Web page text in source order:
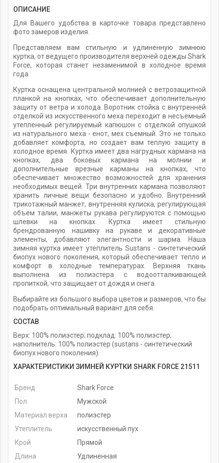
ОПИСАНИЕ
Для Вашего удобства в карточке товара представлено
фото замеров изделия.
Представляем вам стильную и удлиненную зимнюю
куртка, от ведущего производителя верхней одежды Shark
Force, которая станет незаменимой в холодное время
года.
Куртка оснащена центральной молнией с ветрозащитной
планкой на кнопках, что обеспечивает дополнительную
защиту от ветра и холода. Воротник стойка с внутренней
отделкой из искусственного меха переходит в несъемный
утепленный регулируемый капюшон с отделкой опушкой
из натурального меха - енот, мех съемный. Это не только
добавляет комфорта, но создает вам теплую защиту в
холодное время. Куртка имеет два нагрудных кармана на
кнопках, два боковых кармана на молнии и
дополнительные врезные карманы на кнопках, что
обеспечивает множество возможностей для хранения
необходимых вещей. Три внутренних кармана позволяют
хранить личные вещи безопасно и удобно. Внутренний
трикотажный манжет, внутренняя кулиска, регулирующая
объем талии, манжеты рукава регулируются с помощью
шлевки на кнопках. Куртка имеет стильную
брендрованную нашивку на рукаве и декоративные
элементы, добавляют элегантности и шарма. Наша
зимняя куртка имеет утеплитель Sustans - синтетический
биопух нового поколения, который обеспечивает тепло и
комфорт в холодные температурах. Верхняя ткань
выполнена из полиэстера с водоотталкивающей
пропиткой, что защищает от дождя и снега.
Выбирайте из большого выбора цветов и размеров, что бы
подобрать оптимальный вариант для себя.
СОСТАВ
Верх: 100% полиэстер; подклад: 100% полиэстер;
наполнитель: 100% полиэстер (sustans - синтетический
биопух нового поколения).
ХАРАКТЕРИСТИКИ ЗИМНЕЙ КУРТКИ SHARK FORCE 21511
Бренд
Shark Force
Пол
Мужской
Материал верха
полиэстер
Утеплитель
искусственный пух
Крой
Прямой
Длина
Удлиненная